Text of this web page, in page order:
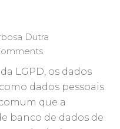
Dutra
LGPD, os dados
dados pessoais
que a
banco de dados de